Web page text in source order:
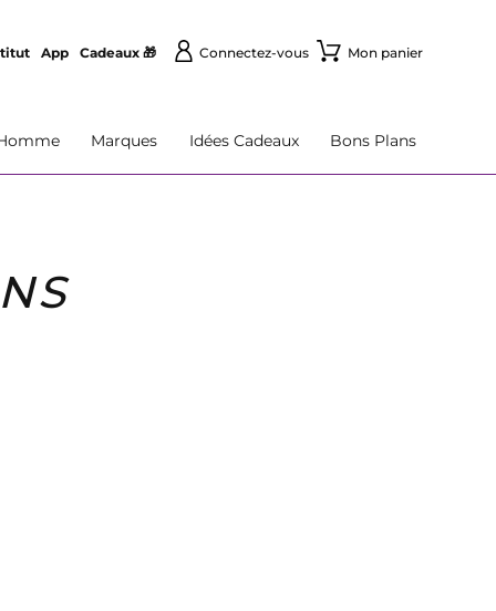
App Cadeaux 🎁 Connectez-vous Mon panier
Marques Idées Cadeaux Bons Plans